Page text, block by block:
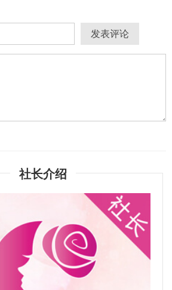
发表评论
社长介绍